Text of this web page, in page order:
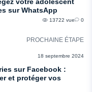
sur WhatsApp
13722 vue 0
PROCHAINE ÉTAPE
18 septembre 2024
sur Facebook :
et protéger vos